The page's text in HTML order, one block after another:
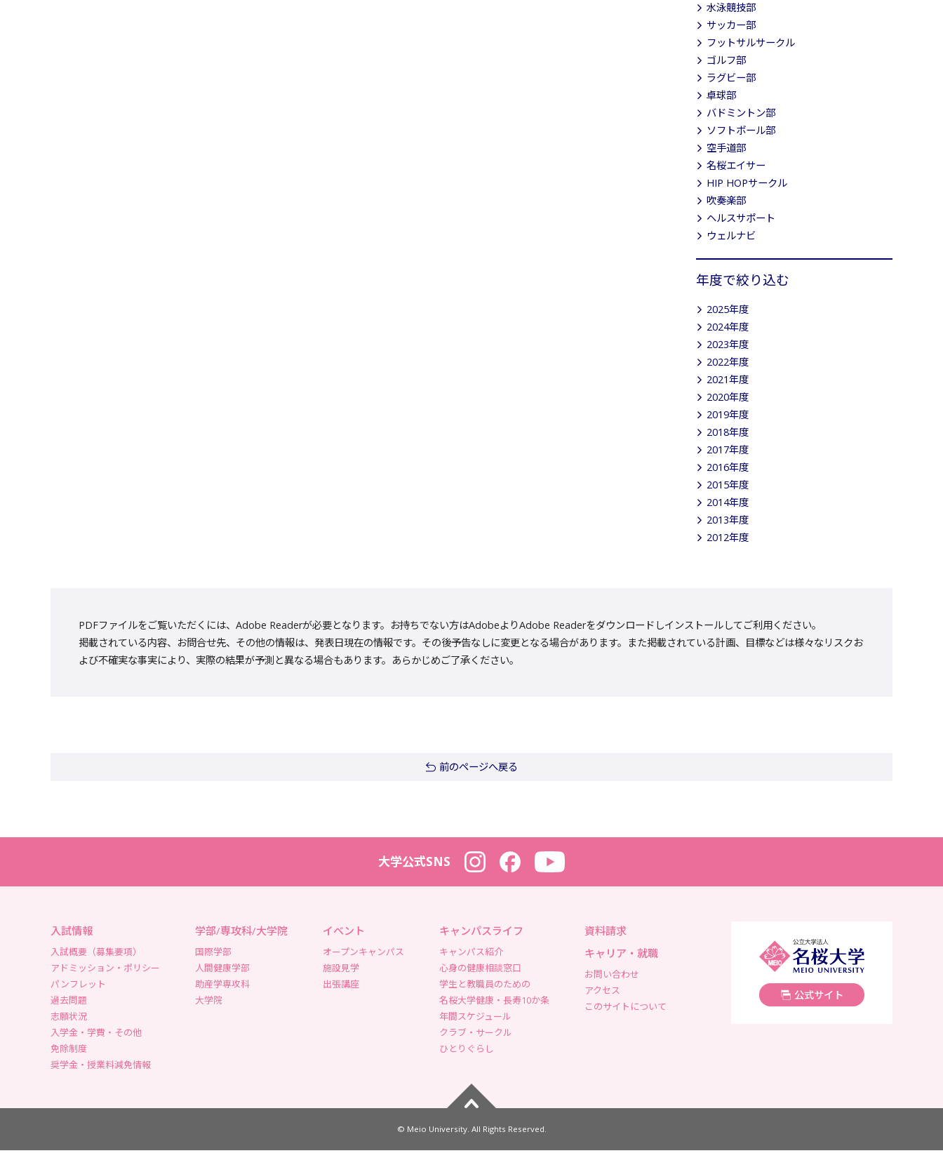
水泳競技部
サッカー部
フットサルサークル
ゴルフ部
ラグビー部
卓球部
バドミントン部
ソフトボール部
空手道部
名桜エイサー
HIP HOPサークル
吹奏楽部
ヘルスサポート
ウェルナビ
年度で絞り込む
2025年度
2024年度
2023年度
2022年度
2021年度
2020年度
2019年度
2018年度
2017年度
2016年度
2015年度
2014年度
2013年度
2012年度
PDFファイルをご覧いただくには、Adobe Readerが必要となります。お持ちでない方はAdobeよりAdobe Readerをダウンロードしインストールしてご利用ください。
掲載されている内容、お問合せ先、その他の情報は、発表日現在の情報です。その後予告なしに変更となる場合があります。また掲載されている計画、目標などは様々なリスクお
よび不確実な事実により、実際の結果が予測と異なる場合もあります。あらかじめご了承ください。
前のページへ戻る
大学公式SNS InstagramFacebook
入試情報
入試概要（募集要項）
アドミッション・ポリシー
パンフレット
過去問題
志願状況
入学金・学費・その他
免除制度
奨学金・授業料減免情報
学部/専攻科/大学院
国際学部
人間健康学部
助産学専攻科
大学院
イベント
オープンキャンパス
施設見学
出張講座
キャンパスライフ
キャンパス紹介
心身の健康相談窓口
学生と教職員のための
名桜大学健康・長寿10か条
年間スケジュール
クラブ・サークル
ひとりぐらし
資料請求
キャリア・就職
お問い合わせ
アクセス
このサイトについて
公式サイト
© Meio University. All Rights Reserved.